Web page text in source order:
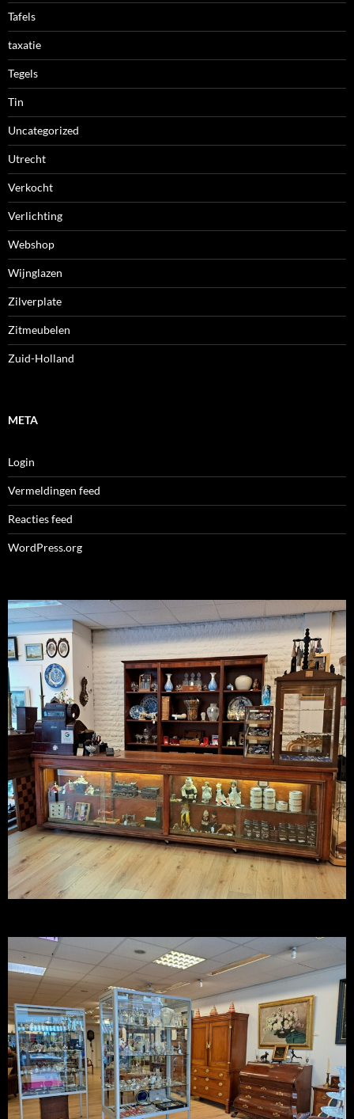
Tafels
taxatie
Tegels
Tin
Uncategorized
Utrecht
Verkocht
Verlichting
Webshop
Wijnglazen
Zilverplate
Zitmeubelen
Zuid-Holland
META
Login
Vermeldingen feed
Reacties feed
WordPress.org